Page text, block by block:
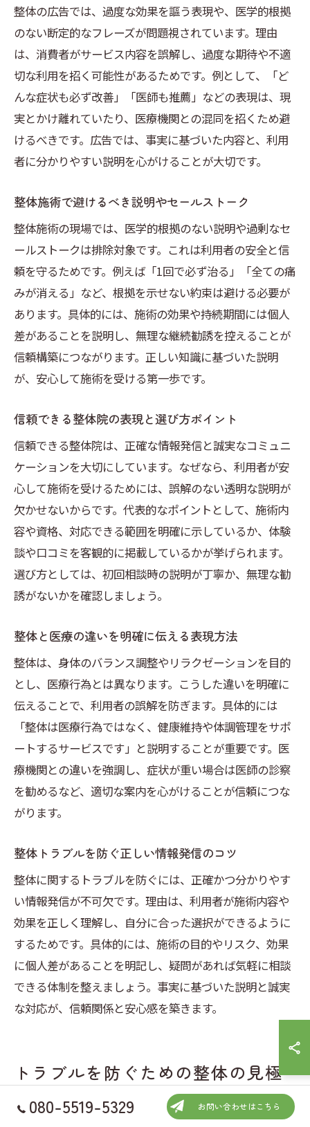
整体の広告では、過度な効果を謳う表現や、医学的根拠
のない断定的なフレーズが問題視されています。理由
は、消費者がサービス内容を誤解し、過度な期待や不適
切な利用を招く可能性があるためです。例として、「ど
んな症状も必ず改善」「医師も推薦」などの表現は、現
実とかけ離れていたり、医療機関との混同を招くため避
けるべきです。広告では、事実に基づいた内容と、利用
者に分かりやすい説明を心がけることが大切です。
整体施術で避けるべき説明やセールストーク
整体施術の現場では、医学的根拠のない説明や過剰なセ
ールストークは排除対象です。これは利用者の安全と信
頼を守るためです。例えば「1回で必ず治る」「全ての痛
みが消える」など、根拠を示せない約束は避ける必要が
あります。具体的には、施術の効果や持続期間には個人
差があることを説明し、無理な継続勧誘を控えることが
信頼構築につながります。正しい知識に基づいた説明
が、安心して施術を受ける第一歩です。
信頼できる整体院の表現と選び方ポイント
信頼できる整体院は、正確な情報発信と誠実なコミュニ
ケーションを大切にしています。なぜなら、利用者が安
心して施術を受けるためには、誤解のない透明な説明が
欠かせないからです。代表的なポイントとして、施術内
容や資格、対応できる範囲を明確に示しているか、体験
談や口コミを客観的に掲載しているかが挙げられます。
選び方としては、初回相談時の説明が丁寧か、無理な勧
誘がないかを確認しましょう。
整体と医療の違いを明確に伝える表現方法
整体は、身体のバランス調整やリラクゼーションを目的
とし、医療行為とは異なります。こうした違いを明確に
伝えることで、利用者の誤解を防ぎます。具体的には
「整体は医療行為ではなく、健康維持や体調管理をサポ
ートするサービスです」と説明することが重要です。医
療機関との違いを強調し、症状が重い場合は医師の診察
を勧めるなど、適切な案内を心がけることが信頼につな
がります。
整体トラブルを防ぐ正しい情報発信のコツ
整体に関するトラブルを防ぐには、正確かつ分かりやす
い情報発信が不可欠です。理由は、利用者が施術内容や
効果を正しく理解し、自分に合った選択ができるように
するためです。具体的には、施術の目的やリスク、効果
に個人差があることを明記し、疑問があれば気軽に相談
できる体制を整えましょう。事実に基づいた説明と誠実
な対応が、信頼関係と安心感を築きます。
トラブルを防ぐための整体の見極
め方
080-5519-5329 お問い合わせはこちら